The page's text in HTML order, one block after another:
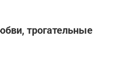
трогательные